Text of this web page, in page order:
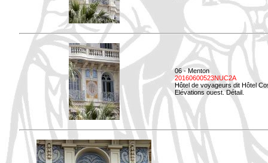
06 - Menton
20160600523NUC2A
Hôtel de voyageurs dit Hôtel
Elévations ouest. Détail.